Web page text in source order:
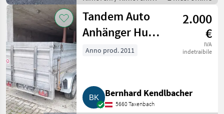
per auto
Tandem Auto
Anhänger Humer
K257GT
2.000
€
IVA
indetraibile
Anno prod. 2011
Bernhard Kendlbacher
5660 Taxenbach